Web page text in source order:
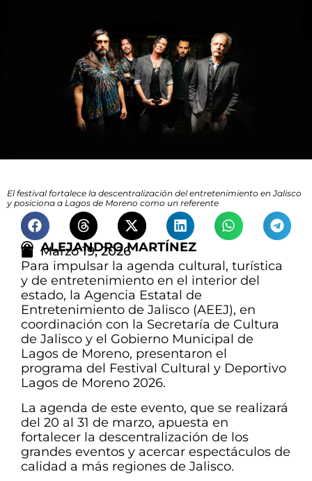
El festival fortalece la descentralización del entretenimiento en Jalisco
y posiciona a Lagos de Moreno como un referente
ALEJANDRO MARTÍNEZ
Marzo 19, 2026
Para impulsar la agenda cultural, turística
y de entretenimiento en el interior del
estado, la Agencia Estatal de
Entretenimiento de Jalisco (AEEJ), en
coordinación con la Secretaría de Cultura
de Jalisco y el Gobierno Municipal de
Lagos de Moreno, presentaron el
programa del Festival Cultural y Deportivo
Lagos de Moreno 2026.
La agenda de este evento, que se realizará
del 20 al 31 de marzo, apuesta en
fortalecer la descentralización de los
grandes eventos y acercar espectáculos de
calidad a más regiones de Jalisco.